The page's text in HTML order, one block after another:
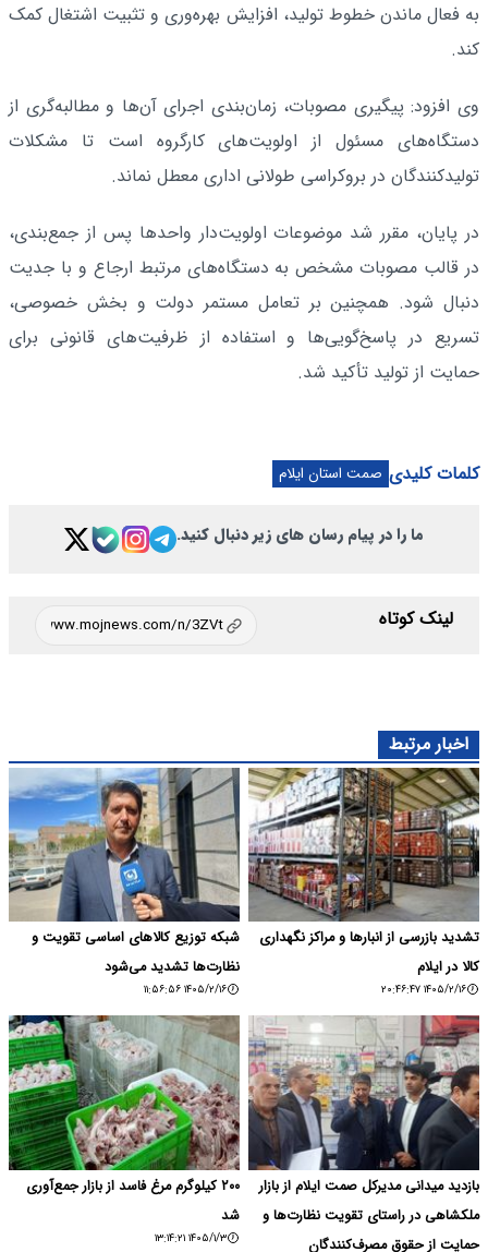
به فعال ماندن خطوط تولید، افزایش بهره‌وری و تثبیت اشتغال کمک
کند.
وی افزود: پیگیری مصوبات، زمان‌بندی اجرای آن‌ها و مطالبه‌گری از
دستگاه‌های مسئول از اولویت‌های کارگروه است تا مشکلات
تولیدکنندگان در بروکراسی طولانی اداری معطل نماند.
در پایان، مقرر شد موضوعات اولویت‌دار واحدها پس از جمع‌بندی،
در قالب مصوبات مشخص به دستگاه‌های مرتبط ارجاع و با جدیت
دنبال شود. همچنین بر تعامل مستمر دولت و بخش خصوصی،
تسریع در پاسخ‌گویی‌ها و استفاده از ظرفیت‌های قانونی برای
حمایت از تولید تأکید شد.
کلمات کلیدی صمت استان ایلام
ما را در پیام رسان های زیر دنبال کنید.
لینک کوتاه
اخبار مرتبط
تشدید بازرسی از انبارها و مراکز نگهداری
کالا در ایلام
۱۴۰۵/۲/۱۶ ۲۰:۴۶:۴۷
شبکه توزیع کالاهای اساسی تقویت و
نظارت‌ها تشدید می‌شود
۱۴۰۵/۲/۱۶ ۱۱:۵۶:۵۶
بازدید میدانی مدیرکل صمت ایلام از بازار
ملکشاهی در راستای تقویت نظارت‌ها و
حمایت از حقوق مصرف‌کنندگان
۲۰۰ کیلوگرم مرغ فاسد از بازار جمع‌آوری
شد
۱۴۰۵/۱/۳ ۱۳:۱۴:۲۱